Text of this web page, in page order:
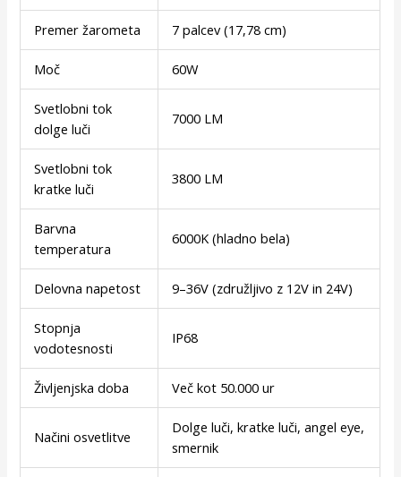
Premer žarometa 7 palcev (17,78 cm)
Moč 60W
Svetlobni tok
dolge luči
7000 LM
Svetlobni tok
kratke luči
3800 LM
Barvna
temperatura
6000K (hladno bela)
Delovna napetost 9–36V (združljivo z 12V in 24V)
Stopnja
vodotesnosti
IP68
Življenjska doba Več kot 50.000 ur
Načini osvetlitve
Dolge luči, kratke luči, angel eye,
smernik